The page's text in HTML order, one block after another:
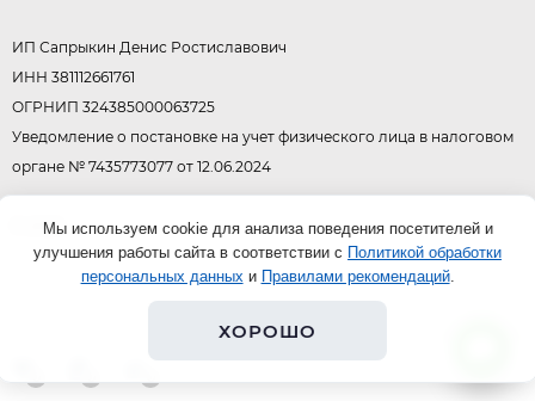
ИП Сапрыкин Денис Ростиславович
ИНН 381112661761
ОГРНИП 324385000063725
Уведомление о постановке на учет физического лица в налоговом
органе № 7435773077 от 12.06.2024
© 2026Мы используем cookie для анализа поведения посетителей и
улучшения работы сайта в соответствии с Политикой обработки
персональных данных и Правилами рекомендаций.
ХОРОШО